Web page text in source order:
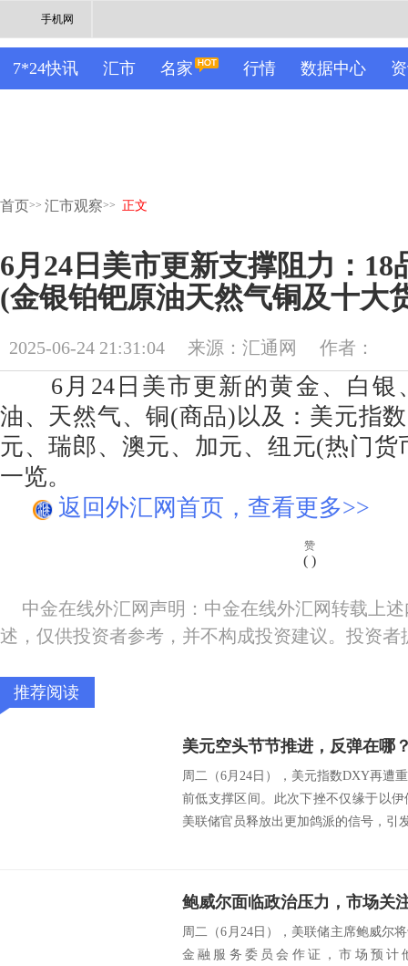
手机网
7*24快讯 汇市 名家 行情 数据中心
首页>> 汇市观察>> 正文
6月24日美市更新支撑阻力：18
(金银铂钯原油天然气铜及十大
2025-06-24 21:31:04 来源：汇通网 作者：
6月24日美市更新的黄金、白银
油、天然气、铜(商品)以及：美元指
元、瑞郎、澳元、加元、纽元(热门货
一览。
返回外汇网首页，查看更多>>
赞
( )
中金在线外汇网声明：中金在线外汇网转载上
述，仅供投资者参考，并不构成投资建议。投资
推荐阅读
美元空头节节推进，反弹在哪
周二（6月24日），美元指数DXY再遭
前低支撑区间。此次下挫不仅缘于以
美联储官员释放出更加鸽派的信号，引
周二（6月24日），美联储主席鲍威尔
金融服务委员会作证，市场预计